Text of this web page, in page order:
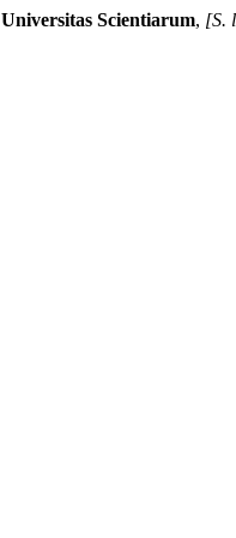
Universitas Scientiarum, [S.